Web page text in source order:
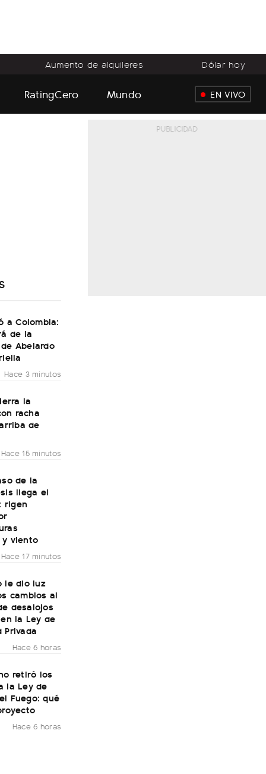
Aumento de alquileres Dólar hoy
RatingCero Mundo EN VIVO
a Colombia:
de la
Abelardo
Hace 3 minutos
la
racha
de
Hace 15 minutos
de la
llega el
rigen
viento
Hace 17 minutos
le dio luz
cambios al
desalojos
la Ley de
Privada
Hace 6 horas
retiró los
la Ley de
Fuego: qué
Hace 6 horas